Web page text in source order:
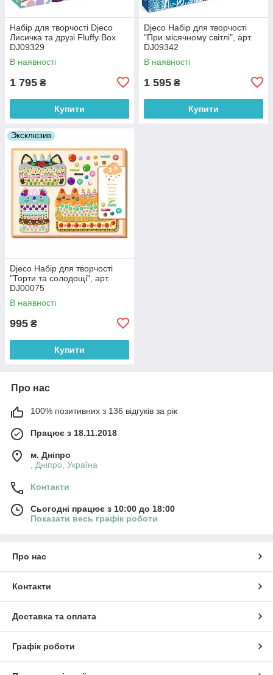
Набір для творчості Djeco
Лисичка та друзі Fluffy Box
DJ09329
В наявності
1 795 ₴
Купити
Djeco Набір для творчості
"При місячному світлі", арт.
DJ09342
В наявності
1 595 ₴
Купити
Эксклюзив
Djeco Набір для творчості
"Торти та солодощі", арт.
DJ00075
В наявності
995 ₴
Купити
Про нас
100% позитивних з 136 відгуків за рік
Працює з 18.11.2018
м. Дніпро
, Дніпро, Україна
Контакти
Сьогодні працює з 10:00 до 18:00
Показати весь графік роботи
Про нас
Контакти
Доставка та оплата
Графік роботи